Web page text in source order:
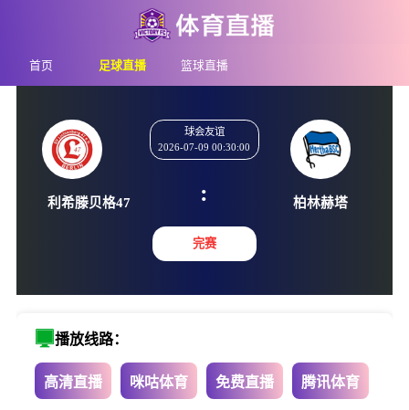
首页 足球直播 篮球直播
利希滕贝格47
球会友谊
2026-07-09 00:30:00
:
完赛
播放线路：
高清直播 咪咕体育 免费直播 腾讯体育